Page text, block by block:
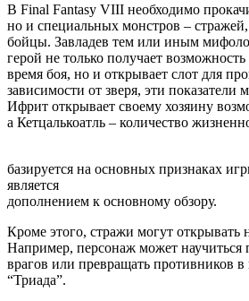
В Final Fantasy VIII необходимо
но и специальных монстров –
бойцы. Завладев тем или иным
герой не только получает
время боя, но и открывает слот для
зависимости от зверя, эти
Ифрит открывает своему хозяину
а Кетцалькоатль – количество
базируется на основных признаках
является
дополнением к основному обзору.
Кроме этого, стражи могут
Например, персонаж может научиться
врагов или превращать противников
“Триада”.